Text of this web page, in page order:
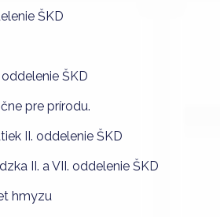
ŠKD
ŠKD
pre prírodu.
II. oddelenie ŠKD
II. a VII. oddelenie ŠKD
hmyzu